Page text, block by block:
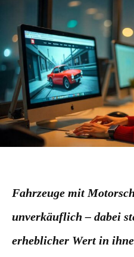
Fahrzeuge mit
unverkäuflich – dabei
erheblicher Wert in